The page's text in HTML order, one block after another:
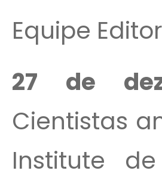
Equipe
27 de
Cientistas
Institute